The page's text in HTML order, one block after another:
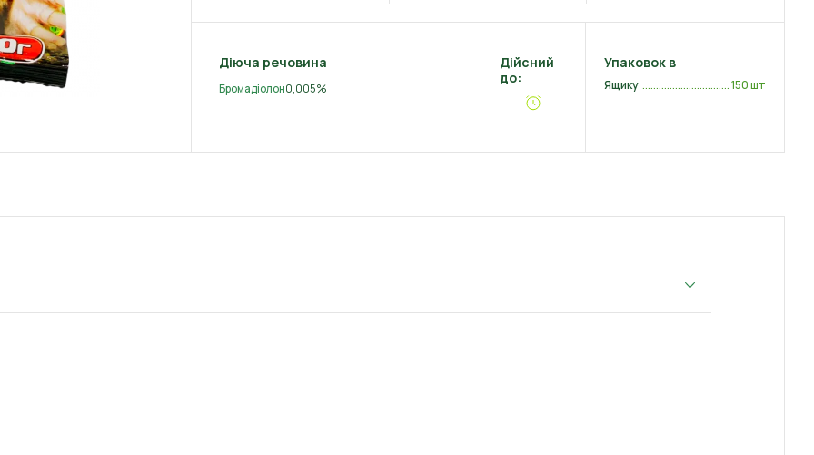
Діюча речовина
Бромадіолон0,005%
Дійсний
до:
Упаковок в
Ящику 150 шт